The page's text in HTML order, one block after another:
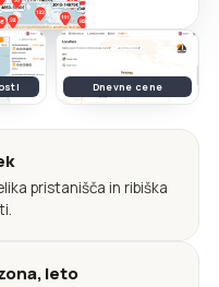
Dnevne cene
pristanišča in ribiška
leto